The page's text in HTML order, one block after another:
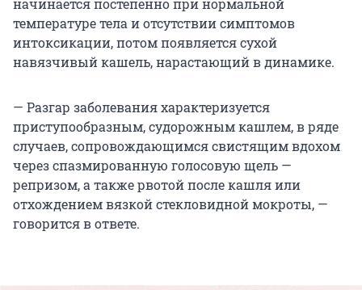
начинается постепенно при нормальной
температуре тела и отсутствии симптомов
интоксикации, потом появляется сухой
навязчивый кашель, нарастающий в динамике.
— Разгар заболевания характеризуется
приступообразным, судорожным кашлем, в ряде
случаев, сопровождающимся свистящим вдохом
через спазмированную голосовую щель —
репризом, а также рвотой после кашля или
отхождением вязкой стекловидной мокроты, —
говорится в ответе.